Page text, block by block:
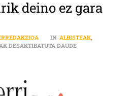
deino ez gara
IN ALBISTEAK,
DESAKTIBATUTA DAUDEBAT INON